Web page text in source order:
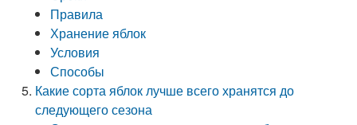
Правила
Хранение яблок
Условия
Способы
Какие сорта яблок лучше всего хранятся до
следующего сезона